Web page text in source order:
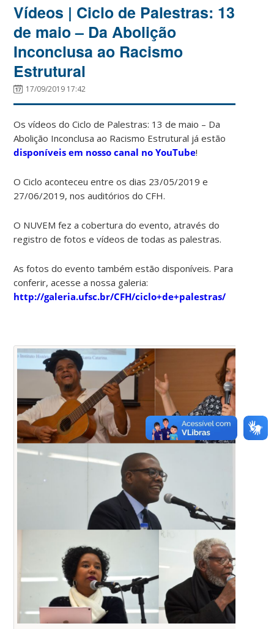
Vídeos | Ciclo de Palestras: 13
de maio – Da Abolição
Inconclusa ao Racismo
Estrutural
17/09/2019 17:42
Os vídeos do Ciclo de Palestras: 13 de maio – Da
Abolição Inconclusa ao Racismo Estrutural já estão
disponíveis em nosso canal no YouTube!
O Ciclo aconteceu entre os dias 23/05/2019 e
27/06/2019, nos auditórios do CFH.
O NUVEM fez a cobertura do evento, através do
registro de fotos e vídeos de todas as palestras.
As fotos do evento também estão disponíveis. Para
conferir, acesse a nossa galeria:
http://galeria.ufsc.br/CFH/ciclo+de+palestras/